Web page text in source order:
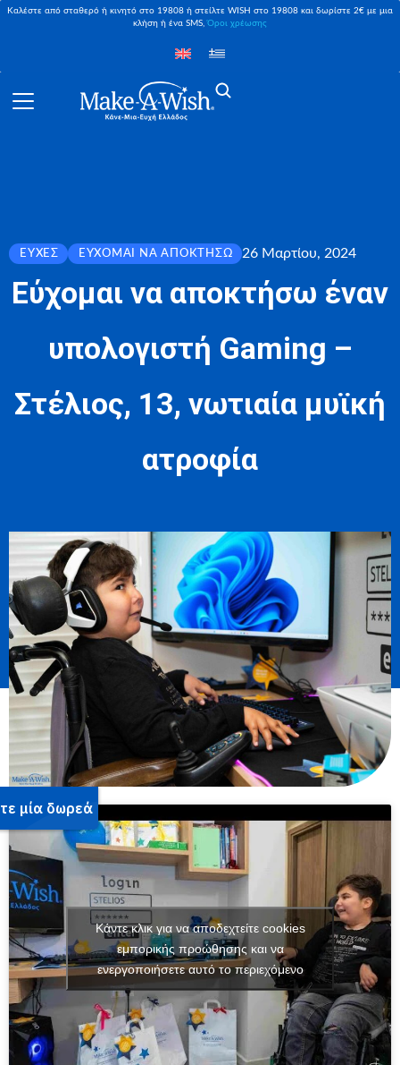
Καλέστε από σταθερό ή κινητό στο 19808 ή στείλτε WISH στο 19808 και δωρίστε 2€ με μια
κλήση ή ένα SMS,Όροι χρέωσης
ΕΥΧΈΣ ΕΎΧΟΜΑΙ ΝΑ ΑΠΟΚΤΉΣΩ 26 Μαρτίου, 2024
Εύχομαι να αποκτήσω έναν
υπολογιστή Gaming –
Στέλιος, 13, νωτιαία μυϊκή
ατροφία
Κάντε κλικ για να αποδεχτείτε cookies
εμπορικής προώθησης και να
ενεργοποιήσετε αυτό το περιεχόμενο